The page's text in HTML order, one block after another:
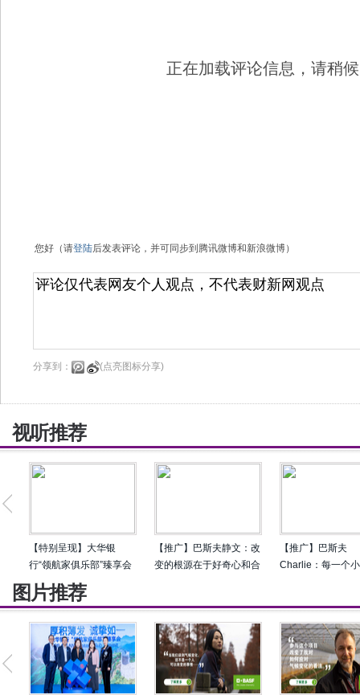
正在加载评论信息，请稍
您好（请登陆后发表评论，并可同步到腾讯微博和新浪微博）
分享到： (点亮图标分享)
视听推荐
【特别呈现】大华银
行“领航家俱乐部”臻享会
圆满落幕 共论企业出海
新风向
【推广】巴斯夫静文：改
变的根源在于好奇心和合
【推广】巴斯夫
Charlie：每一个
图片推荐